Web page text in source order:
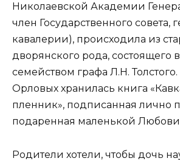
Николаевской Академии
член Государственного совета,
кавалерии), происходила из
дворянского рода, состоящего
семейством графа Л.Н.
Орловых хранилась книга
пленник», подписанная лично
подаренная маленькой
Родители хотели, чтобы дочь